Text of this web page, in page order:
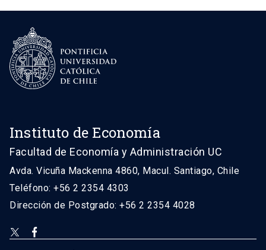
Instituto de Economía
Facultad de Economía y Administración UC
Avda. Vicuña Mackenna 4860, Macul. Santiago, Chile
Teléfono: +56 2 2354 4303
Dirección de Postgrado: +56 2 2354 4028